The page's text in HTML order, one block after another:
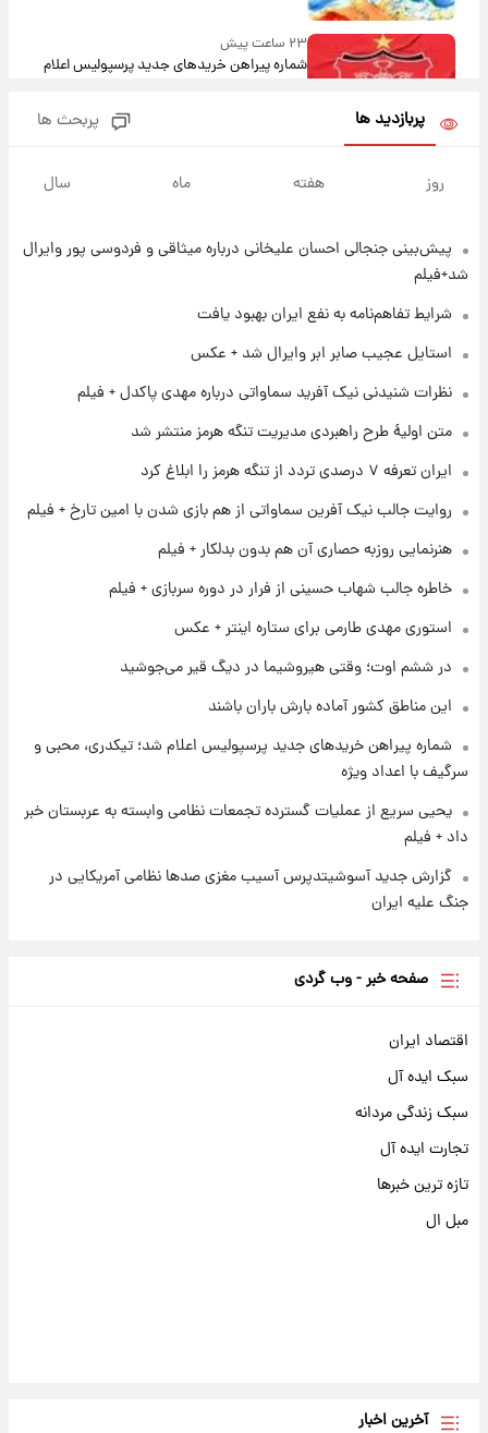
۲۳ ساعت پیش
شماره پیراهن خریدهای جدید پرسپولیس اعلام
شد+فیلم
۱ روز پیش
۱ روز پیش
شارژ جدید کالابرگ برای سه دهک؛ جزئیات اعلام
۱ روز پیش
شاهین، کوییک، اطلس، سهند و ساینا با اقساط
بلندمدت + جدول
سیگنال‌های جدید برای بازار طلا؛ پیش‌بینی
قیمت سکه و طلا فردا
پربازدید ها پربحث ها
روز هفته ماه سال
پیش‌بینی جنجالی احسان علیخانی درباره میثاقی و فردوسی پور وایرال
شد+فیلم
شرایط تفاهم‌نامه به نفع ایران بهبود یافت
استایل عجیب صابر ابر وایرال شد + عکس
نظرات شنیدنی نیک آفرید سماواتی درباره مهدی پاکدل + فیلم
متن اولیۀ طرح راهبردی مدیریت تنگه هرمز منتشر شد
ایران تعرفه ۷ درصدی تردد از تنگه هرمز را ابلاغ کرد
روایت جالب نیک آفرین سماواتی از هم بازی شدن با امین تارخ + فیلم
هنرنمایی روزبه حصاری آن هم بدون بدلکار + فیلم
خاطره جالب شهاب حسینی از فرار در دوره سربازی + فیلم
استوری مهدی طارمی برای ستاره اینتر + عکس
در ششم اوت؛ وقتی هیروشیما در دیگ قیر می‌جوشید
این مناطق کشور آماده بارش باران باشند
شماره پیراهن خریدهای جدید پرسپولیس اعلام شد؛ تیکدری، محبی و
سرگیف با اعداد ویژه
یحیی سریع از عملیات گسترده تجمعات نظامی وابسته به عربستان خبر
داد + فیلم
گزارش جدید آسوشیتدپرس آسیب مغزی صدها نظامی آمریکایی در
جنگ علیه ایران
صفحه خبر - وب گردی
اقتصاد ایران
سبک ایده آل
سبک زندگی مردانه
تجارت ایده آل
تازه ترین خبرها
مبل ال
آخرین اخبار